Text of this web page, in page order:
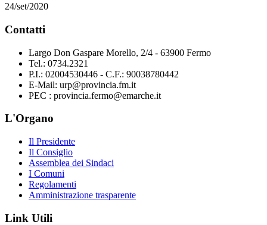
24/set/2020
Contatti
Largo Don Gaspare Morello, 2/4 - 63900 Fermo
Tel.: 0734.2321
P.I.: 02004530446 - C.F.: 90038780442
E-Mail: urp@provincia.fm.it
PEC : provincia.fermo@emarche.it
L'Organo
Il Presidente
Il Consiglio
Assemblea dei Sindaci
I Comuni
Regolamenti
Amministrazione trasparente
Link Utili